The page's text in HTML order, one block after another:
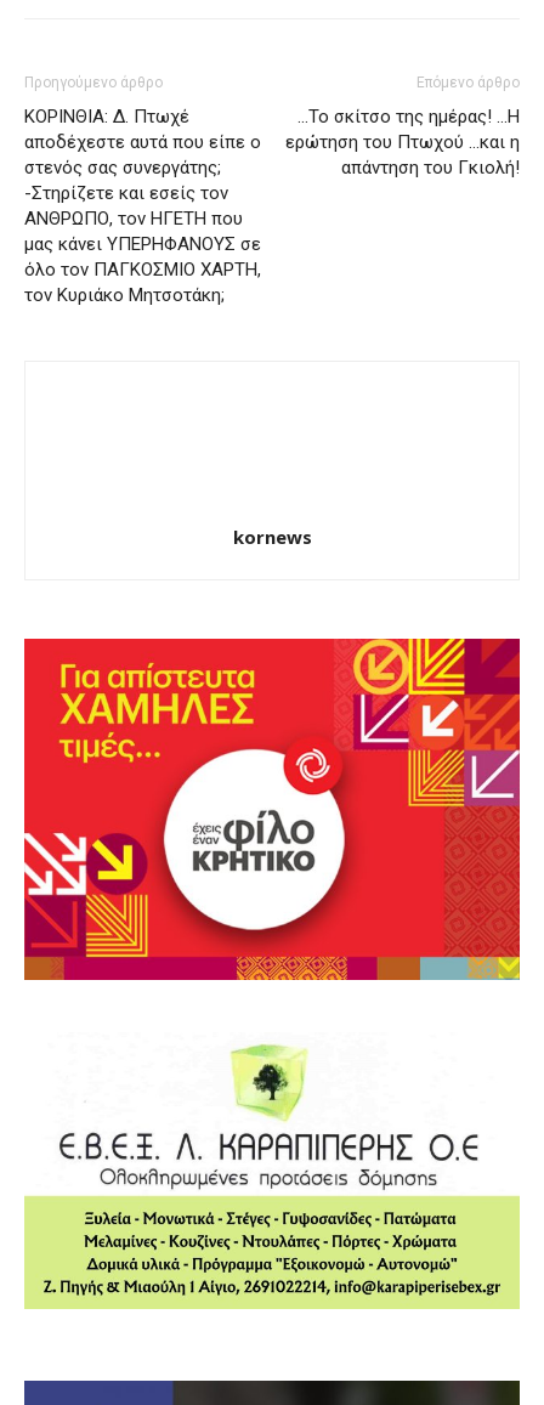
Προηγούμενο άρθρο
ΚΟΡΙΝΘΙΑ: Δ. Πτωχέ
αποδέχεστε αυτά που είπε ο
στενός σας συνεργάτης;
-Στηρίζετε και εσείς τον
ΑΝΘΡΩΠΟ, τον ΗΓΕΤΗ που
μας κάνει ΥΠΕΡΗΦΑΝΟΥΣ σε
όλο τον ΠΑΓΚΟΣΜΙΟ ΧΑΡΤΗ,
τον Κυριάκο Μητσοτάκη;
Επόμενο άρθρο
…Το σκίτσο της ημέρας! …Η
ερώτηση του Πτωχού …και η
απάντηση του Γκιολή!
kornews